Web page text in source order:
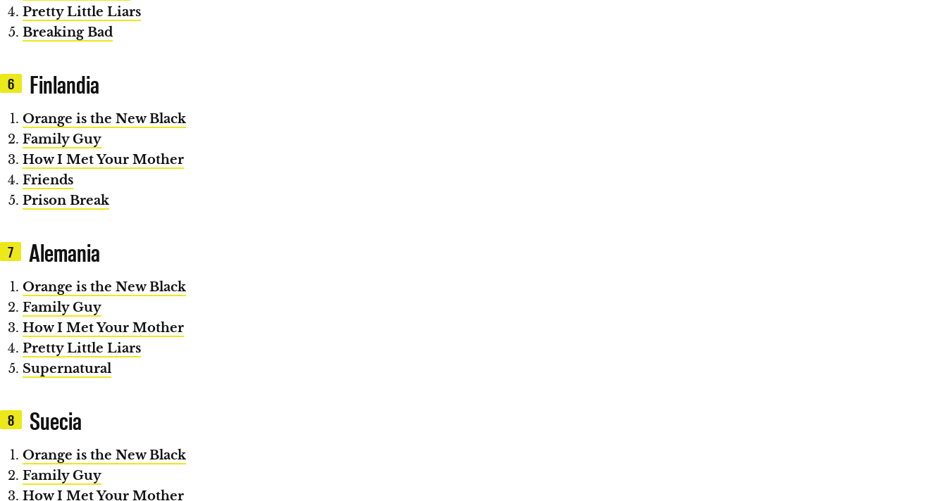
Pretty Little Liars
Breaking Bad
6 Finlandia
Orange is the New Black
Family Guy
How I Met Your Mother
Friends
Prison Break
7 Alemania
Orange is the New Black
Family Guy
How I Met Your Mother
Pretty Little Liars
Supernatural
8 Suecia
Orange is the New Black
Family Guy
How I Met Your Mother